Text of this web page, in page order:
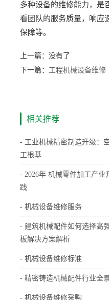
多种设备的维修能力，是
看团队的服务质量，响应
保障等。
上一篇：没有了
下一篇： 工程机械设备维修
相关推荐
- 工业机械精密制造升级：
工根基
- 2026年 机械零件加工产
践
- 机械设备维修服务
- 建筑机械配件如何选择高
板解决方案解析
- 机械设备维修标准
- 精密铸造机械配件行业全
- 机械设备维修采购